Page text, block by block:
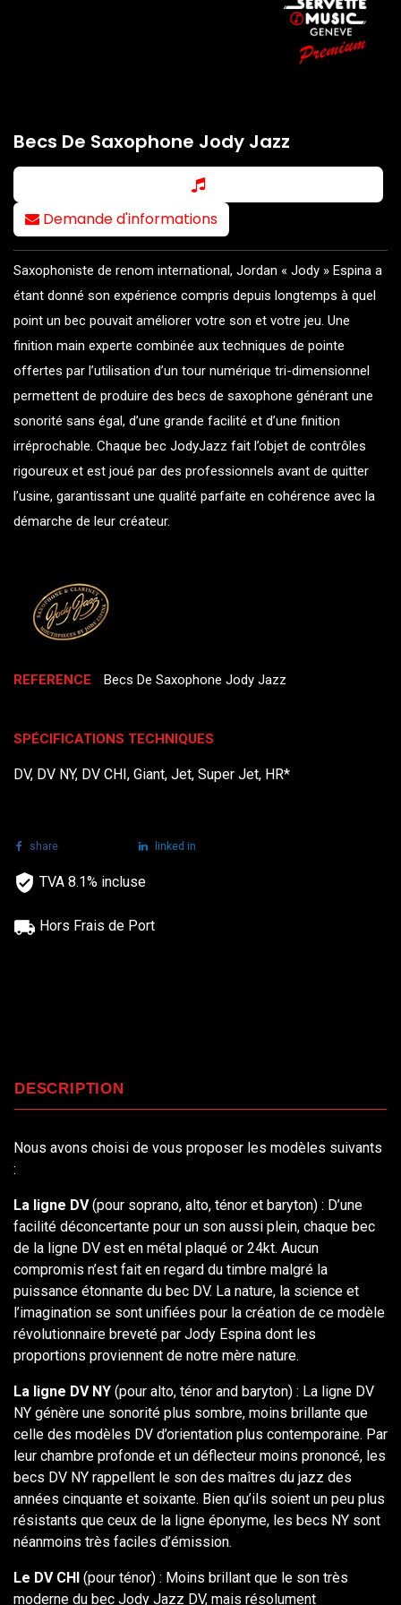
Becs De Saxophone Jody Jazz
Demande d'informations
Saxophoniste de renom international, Jordan « Jody » Espina a
étant donné son expérience compris depuis longtemps à quel
point un bec pouvait améliorer votre son et votre jeu. Une
finition main experte combinée aux techniques de pointe
offertes par l’utilisation d’un tour numérique tri-dimensionnel
permettent de produire des becs de saxophone générant une
sonorité sans égal, d’une grande facilité et d’une finition
irréprochable. Chaque bec JodyJazz fait l’objet de contrôles
rigoureux et est joué par des professionnels avant de quitter
l’usine, garantissant une qualité parfaite en cohérence avec la
démarche de leur créateur.
REFERENCE Becs De Saxophone Jody Jazz
SPÉCIFICATIONS TECHNIQUES
DV, DV NY, DV CHI, Giant, Jet, Super Jet, HR*
share linked in
TVA 8.1% incluse
Hors Frais de Port
DESCRIPTION
Nous avons choisi de vous proposer les modèles suivants
:
La ligne DV(pour soprano, alto, ténor et baryton) : D’une
facilité déconcertante pour un son aussi plein, chaque bec
de la ligne DV est en métal plaqué or 24kt. Aucun
compromis n’est fait en regard du timbre malgré la
puissance étonnante du bec DV. La nature, la science et
l’imagination se sont unifiées pour la création de ce modèle
révolutionnaire breveté par Jody Espina dont les
proportions proviennent de notre mère nature.
La ligne DV NY (pour alto, ténor and baryton) : La ligne DV
NY génère une sonorité plus sombre, moins brillante que
celle des modèles DV d’orientation plus contemporaine. Par
leur chambre profonde et un déflecteur moins prononcé, les
becs DV NY rappellent le son des maîtres du jazz des
années cinquante et soixante. Bien qu’ils soient un peu plus
résistants que ceux de la ligne éponyme, les becs NY sont
néanmoins très faciles d’émission.
Le DV CHI (pour ténor) : Moins brillant que le son très
moderne du bec Jody Jazz DV, mais résolument